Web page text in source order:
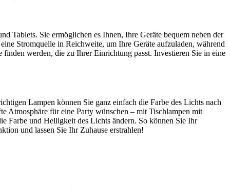
Tablets. Sie ermöglichen es Ihnen, Ihre Geräte bequem neben der
Stromquelle in Reichweite, um Ihre Geräte aufzuladen, während
finden werden, die zu Ihrer Einrichtung passt. Investieren Sie in eine
Lampen können Sie ganz einfach die Farbe des Lichts nach
Atmosphäre für eine Party wünschen – mit Tischlampen mit
Farbe und Helligkeit des Lichts ändern. So können Sie Ihr
und lassen Sie Ihr Zuhause erstrahlen!